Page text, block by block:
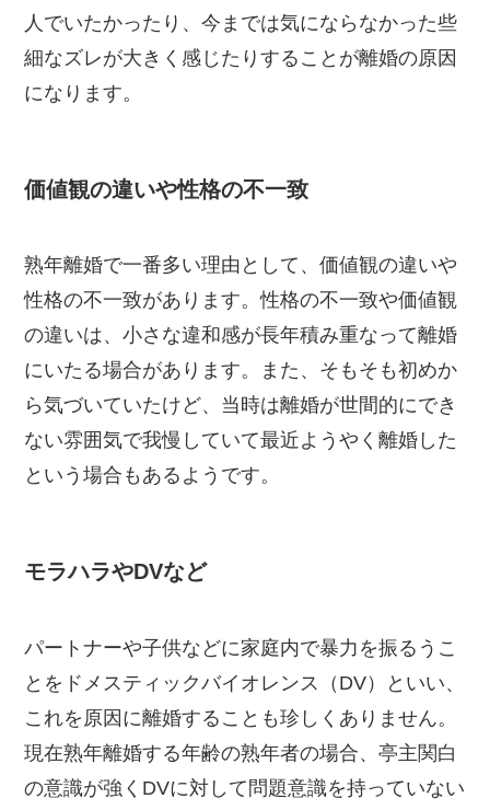
人でいたかったり、今までは気にならなかった些
細なズレが大きく感じたりすることが離婚の原因
になります。
価値観の違いや性格の不一致
熟年離婚で一番多い理由として、価値観の違いや
性格の不一致があります。性格の不一致や価値観
の違いは、小さな違和感が長年積み重なって離婚
にいたる場合があります。また、そもそも初めか
ら気づいていたけど、当時は離婚が世間的にでき
ない雰囲気で我慢していて最近ようやく離婚した
という場合もあるようです。
モラハラやDVなど
パートナーや子供などに家庭内で暴力を振るうこ
とをドメスティックバイオレンス（DV）といい、
これを原因に離婚することも珍しくありません。
現在熟年離婚する年齢の熟年者の場合、亭主関白
の意識が強くDVに対して問題意識を持っていない